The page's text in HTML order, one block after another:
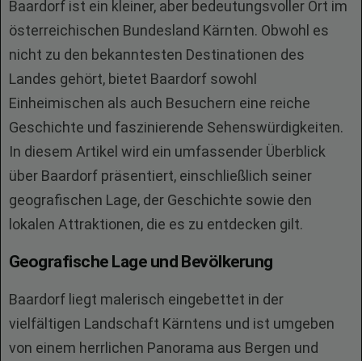
Baardorf ist ein kleiner, aber bedeutungsvoller Ort im
österreichischen Bundesland Kärnten. Obwohl es
nicht zu den bekanntesten Destinationen des
Landes gehört, bietet Baardorf sowohl
Einheimischen als auch Besuchern eine reiche
Geschichte und faszinierende Sehenswürdigkeiten.
In diesem Artikel wird ein umfassender Überblick
über Baardorf präsentiert, einschließlich seiner
geografischen Lage, der Geschichte sowie den
lokalen Attraktionen, die es zu entdecken gilt.
Geografische Lage und Bevölkerung
Baardorf liegt malerisch eingebettet in der
vielfältigen Landschaft Kärntens und ist umgeben
von einem herrlichen Panorama aus Bergen und